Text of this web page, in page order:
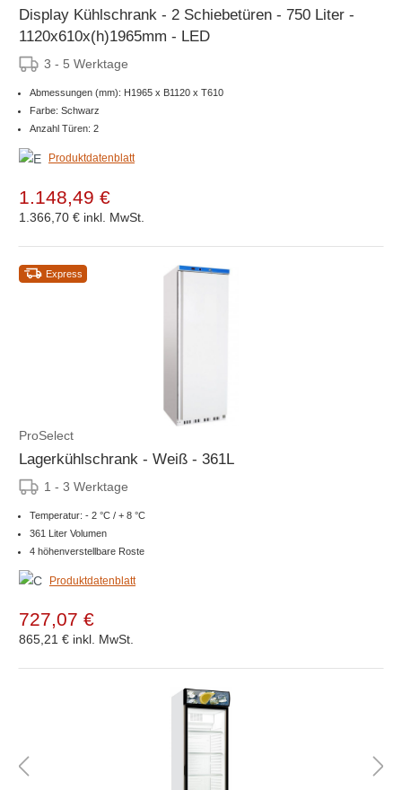
Display Kühlschrank - 2 Schiebetüren - 750 Liter -
1120x610x(h)1965mm - LED
3 - 5 Werktage
Abmessungen (mm): H1965 x B1120 x T610
Farbe: Schwarz
Anzahl Türen: 2
Produktdatenblatt
1.148,49 €
1.366,70 € inkl. MwSt.
Express
ProSelect
Lagerkühlschrank - Weiß - 361L
1 - 3 Werktage
Temperatur: - 2 °C / + 8 °C
361 Liter Volumen
4 höhenverstellbare Roste
Produktdatenblatt
727,07 €
865,21 € inkl. MwSt.